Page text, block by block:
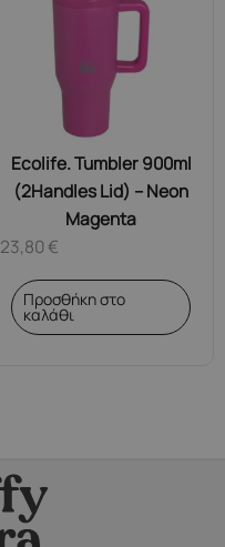
Ecolife. Tumbler 900ml
(2Handles Lid) – Neon
Magenta
23,80€
Προσθήκη στο
καλάθι